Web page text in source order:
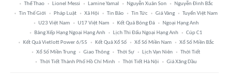
Thể Thao
Lionel Messi Lamine Yamal Nguyễn Xuân Son
Nguyễn Đình Bắc
Tin Thế Giới
Pháp Luật Xã Hội Tin Bão Tin Tức Giá Vàng
Tuyển Việt Nam
U23 Việt Nam
U17 Việt Nam Kết Quả Bóng Đá
Ngoại Hạng Anh
Bảng Xếp Hạng Ngoại Hạng Anh
Lịch Thi Đấu Ngoại Hạng Anh
Cúp C1
Kết Quả Vietlott Power 6/55
Kết Quả Xổ Số Xổ Số Miền Nam
Xổ Số Miền Bắc
Xổ Số Miền Trung
Giao Thông Thời Sự Lịch Vạn Niên
Thời Tiết
Thời Tiết Thành Phố Hồ Chí Minh
Thời Tiết Hà Nội Giá Xăng Dầu